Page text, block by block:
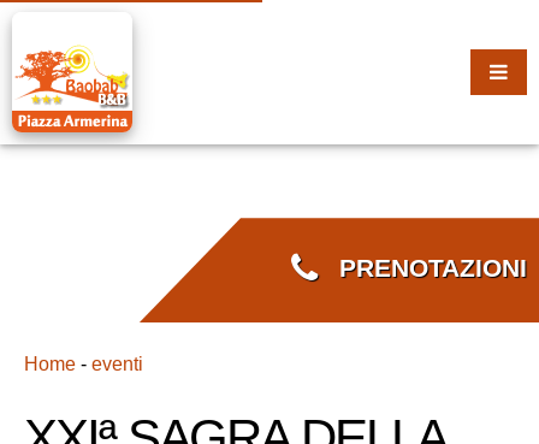
PRENOTAZIONI
Home - eventi